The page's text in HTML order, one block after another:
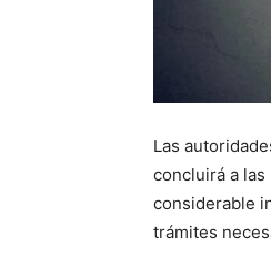
Las
concluirá a
considerable
trámites